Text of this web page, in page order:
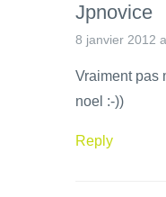
Jpnovice
8 janvier 2012
Vraiment pas
noel :-))
Reply